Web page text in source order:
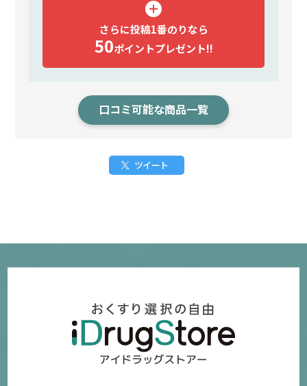
さらに投稿1番のりなら
50ポイントプレゼント!!
口コミ可能な商品一覧
ツイート